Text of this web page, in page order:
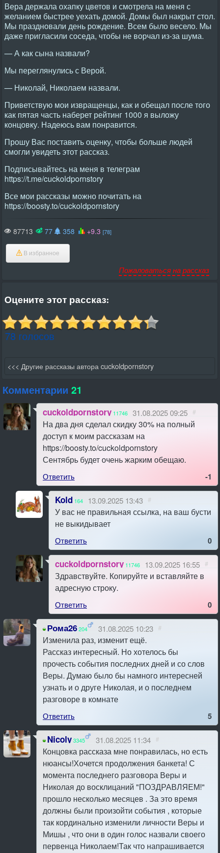
Вера держала охапку цветов и смотрела на меня с
желанием быстрее уехать домой. Домы был накрыт стол.
Мы праздновали день рождение. Всем было весело. Мы
даже пригласили соседа, чтобы не ворчал из-за шума.
— А как сына назвали?
Мы переглянулись с Верой.
— Николай, Николаем назвали.
Приветствую мои извращенцы, как и обещал после того
как пятая часть наберет рейтинг 1000 я выложу
концовку. Надеюсь вам понравится.
Прошу Вас поставить оценку, чтобы больше людей
смогли увидеть этот рассказ.
Подписывайтесь на меня в телеграм
https://t.me/cuckoldpornstory
Все мои рассказы можно почитать на
https://boosty.to/cuckoldpornstory
87713 77 358 +9.3 [78]
В избранное
Пожаловаться на рассказ
Оцените этот рассказ:
78 голосов
<<< Другие рассказы автора cuckoldpornstory
Комментарии 21
cuckoldpornstory 11746 31.08.2025 09:25 #
На два дня сделал скидку 30% на полный
доступ к моим рассказам на
https://boosty.to/cuckoldpornstory
Сентябрь будет очень жарким обещаю.
Ответить -1
Kold 164 13.09.2025 13:43 #
У вас не правильная ссылка, на ваш бусти
не выкидывает
Ответить 0
cuckoldpornstory 11746 13.09.2025 16:55 #
Здравствуйте. Копируйте и вставляйте в
адресную строку.
Ответить 0
Рома26204 31.08.2025 10:23 #
Изменила раз, изменит ещё.
Рассказ интересный. Но хотелось бы
прочесть события последних дней и со слов
Веры. Думаю было бы намного интересней
узнать и о друге Николая, и о последнем
разговоре в комнате
Ответить 5
Nicoly3345 31.08.2025 11:34 #
Концовка рассказа мне понравилась, но есть
нюансы!Хочется продолжения банкета! С
момента последнего разговора Веры и
Николая до восклицаний "ПОЗДРАВЛЯЕМ!"
прошло несколько месяцев . За это время
должны были произойти события , которые
так кординально изменили личности Веры и
Мишы , что они в один голос назвали своего
первенца Николаем!Так что напрашивается